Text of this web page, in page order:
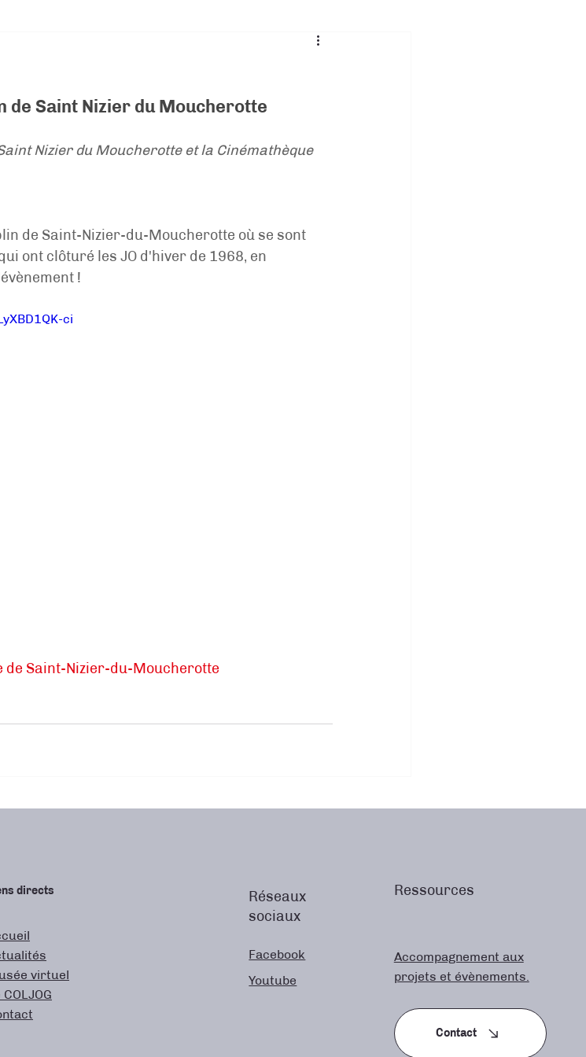
de Saint Nizier du Moucherotte
Nizier du Moucherotte et la Cinémathèque
de Saint-Nizier-du-Moucherotte où se sont
ont clôturé les JO d'hiver de 1968, en
!
ci
Saint-Nizier-du-Moucherotte
directs
virtuel
COLJOG
Réseaux
sociaux
Facebook
Youtube
Ressources
Accompagnement aux
projets et évènements.
Contact